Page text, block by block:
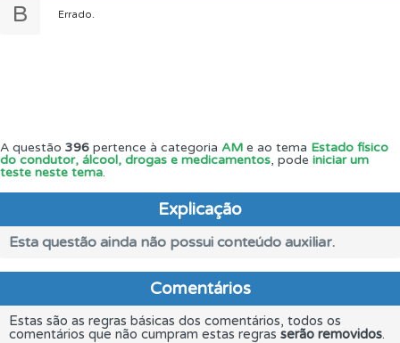
B Errado.
A questão 396 pertence à categoria AM e ao tema Estado físico
do condutor, álcool, drogas e medicamentos, pode iniciar um
teste neste tema.
Explicação
Esta questão ainda não possui conteúdo auxiliar.
Comentários
Estas são as regras básicas dos comentários, todos os
comentários que não cumpram estas regras serão removidos.